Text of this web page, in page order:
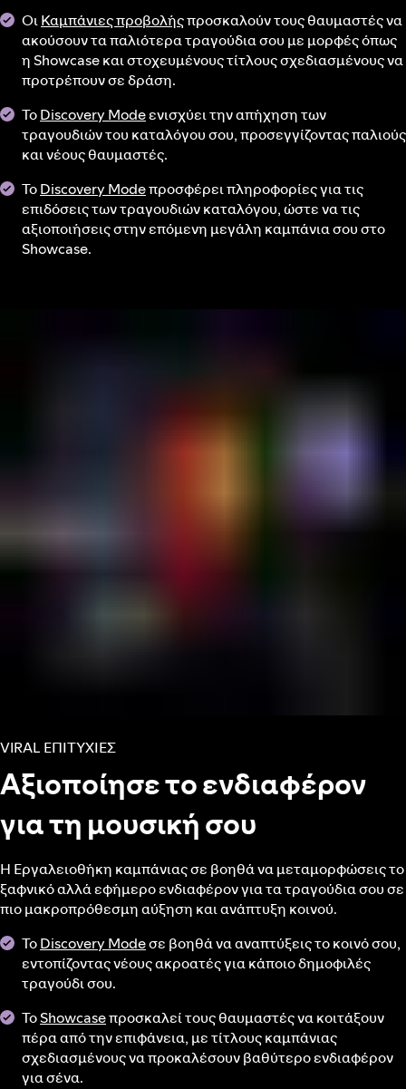
ΟιΚαμπάνιες προβολήςπροσκαλούν τους θαυμαστές να
ακούσουν τα παλιότερα τραγούδια σου με μορφές όπως
η Showcase και στοχευμένους τίτλους σχεδιασμένους να
προτρέπουν σε δράση.
ΤοDiscovery Modeενισχύει την απήχηση των
τραγουδιών του καταλόγου σου, προσεγγίζοντας παλιούς
και νέους θαυμαστές.
ΤοDiscovery Modeπροσφέρει πληροφορίες για τις
επιδόσεις των τραγουδιών καταλόγου, ώστε να τις
αξιοποιήσεις στην επόμενη μεγάλη καμπάνια σου στο
Showcase.
VIRAL ΕΠΙΤΥΧΙΕΣ
Αξιοποίησε το ενδιαφέρον
για τη μουσική σου
Η Εργαλειοθήκη καμπάνιας σε βοηθά να μεταμορφώσεις το
ξαφνικό αλλά εφήμερο ενδιαφέρον για τα τραγούδια σου σε
πιο μακροπρόθεσμη αύξηση και ανάπτυξη κοινού.
ΤοDiscovery Modeσε βοηθά να αναπτύξεις το κοινό σου,
εντοπίζοντας νέους ακροατές για κάποιο δημοφιλές
τραγούδι σου.
ΤοShowcaseπροσκαλεί τους θαυμαστές να κοιτάξουν
πέρα από την επιφάνεια, με τίτλους καμπάνιας
σχεδιασμένους να προκαλέσουν βαθύτερο ενδιαφέρον
για σένα.